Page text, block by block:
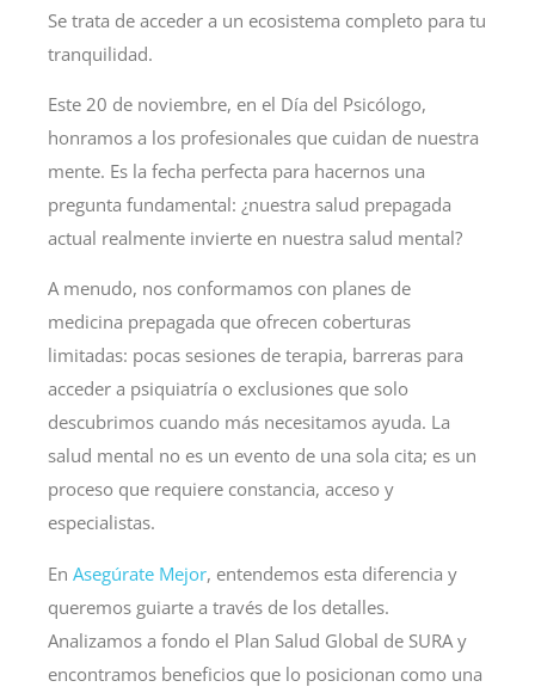
Se trata de acceder a un ecosistema completo para tu
tranquilidad.
Este 20 de noviembre, en el Día del Psicólogo,
honramos a los profesionales que cuidan de nuestra
mente. Es la fecha perfecta para hacernos una
pregunta fundamental: ¿nuestra salud prepagada
actual realmente invierte en nuestra salud mental?
A menudo, nos conformamos con planes de
medicina prepagada que ofrecen coberturas
limitadas: pocas sesiones de terapia, barreras para
acceder a psiquiatría o exclusiones que solo
descubrimos cuando más necesitamos ayuda. La
salud mental no es un evento de una sola cita; es un
proceso que requiere constancia, acceso y
especialistas.
En Asegúrate Mejor, entendemos esta diferencia y
queremos guiarte a través de los detalles.
Analizamos a fondo el Plan Salud Global de SURA y
encontramos beneficios que lo posicionan como una